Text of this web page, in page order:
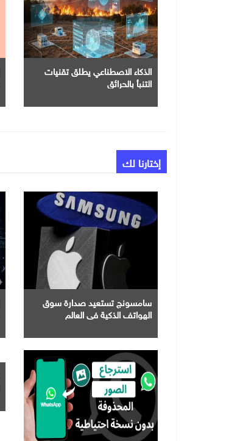
الذكاء الاصطناعي يطلق تقنيات
التنبأ بالحرائق
إختارنا لك
سامسونج تستعيد صدارة سوق
الهواتف الذكية في العالم